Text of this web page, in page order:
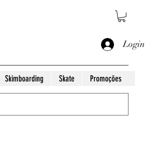
Login
Skimboarding Skate Promoções